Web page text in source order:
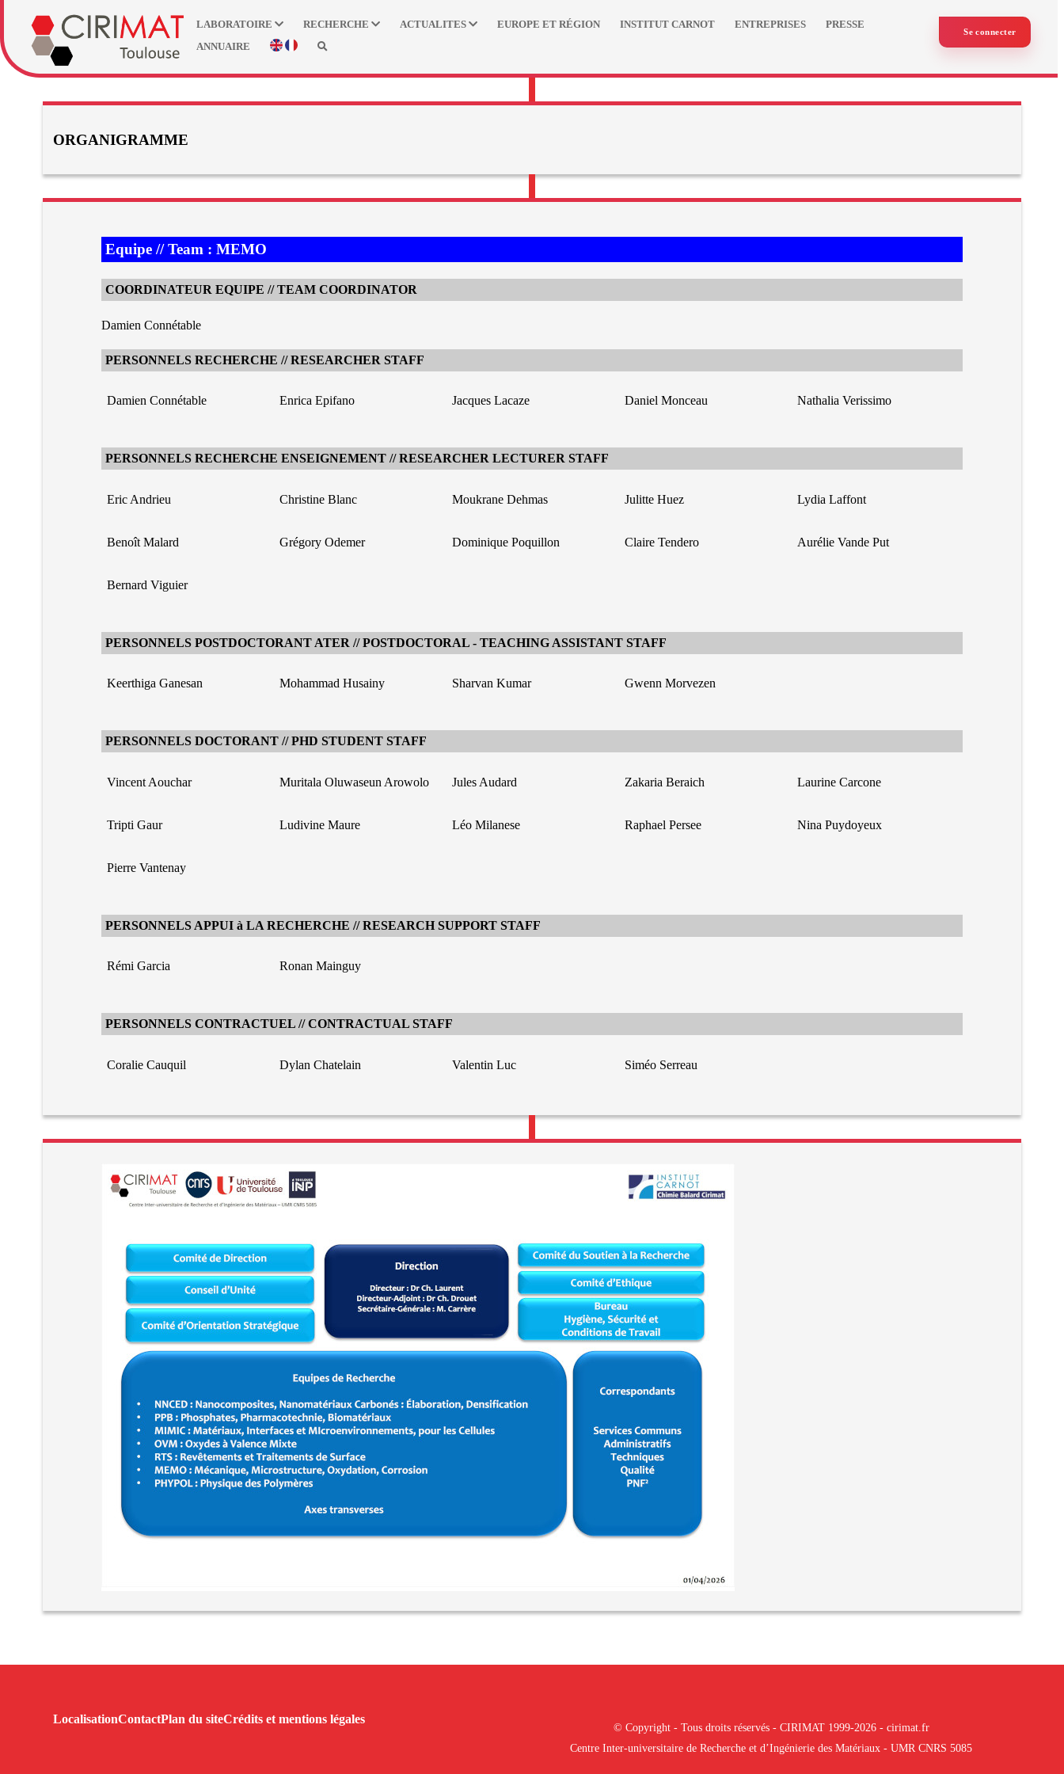
LABORATOIRE RECHERCHE ACTUALITES EUROPE ET RÉGION INSTITUT CARNOT ENTREPRISES
PRESSE
ANNUAIRE
Se connecter
ORGANIGRAMME
Equipe // Team : MEMO
COORDINATEUR EQUIPE // TEAM COORDINATOR
Damien Connétable
PERSONNELS RECHERCHE // RESEARCHER STAFF
Damien Connétable Enrica Epifano Jacques Lacaze Daniel Monceau Nathalia Verissimo
PERSONNELS RECHERCHE ENSEIGNEMENT // RESEARCHER LECTURER STAFF
Eric Andrieu Christine Blanc Moukrane Dehmas Julitte Huez Lydia Laffont
Benoît Malard Grégory Odemer Dominique Poquillon Claire Tendero Aurélie Vande Put
Bernard Viguier
PERSONNELS POSTDOCTORANT ATER // POSTDOCTORAL - TEACHING ASSISTANT STAFF
Keerthiga Ganesan Mohammad Husainy Sharvan Kumar Gwenn Morvezen
PERSONNELS DOCTORANT // PHD STUDENT STAFF
Vincent Aouchar Muritala Oluwaseun Arowolo Jules Audard Zakaria Beraich Laurine Carcone
Tripti Gaur Ludivine Maure Léo Milanese Raphael Persee Nina Puydoyeux
Pierre Vantenay
PERSONNELS APPUI à LA RECHERCHE // RESEARCH SUPPORT STAFF
Rémi Garcia Ronan Mainguy
PERSONNELS CONTRACTUEL // CONTRACTUAL STAFF
Coralie Cauquil Dylan Chatelain Valentin Luc Siméo Serreau
LocalisationContactPlan du siteCrédits et mentions légales
© Copyright - Tous droits réservés - CIRIMAT 1999-2026 - cirimat.fr
Centre Inter-universitaire de Recherche et d’Ingénierie des Matériaux - UMR CNRS 5085